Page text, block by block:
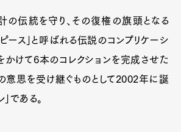
の伝統を守り、その復権の旗頭となる
ピース」と呼ばれる伝説のコンプリケーシ
かけて6本のコレクションを完成させた
意思を受け継ぐものとして2002年に誕
である。